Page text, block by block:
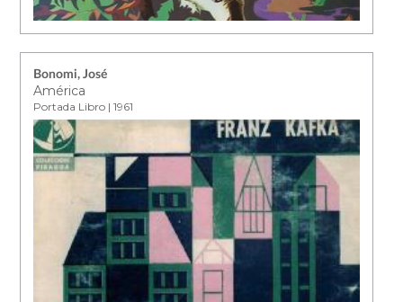
Bonomi, José
América
Portada Libro | 1961